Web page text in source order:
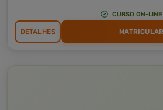
CURSO ON-LINE
DETALHES